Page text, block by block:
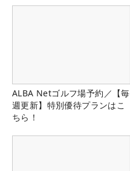
ALBA Netゴルフ場予約／【毎
週更新】特別優待プランはこ
ちら！